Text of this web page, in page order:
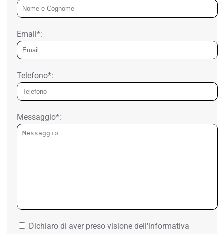
Email*:
Telefono*:
Messaggio*:
Dichiaro di aver preso visione dell'informativa